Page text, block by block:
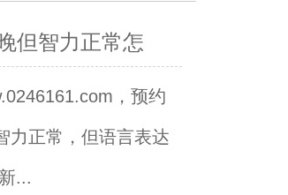
但智力正常怎
，预约
力正常，但语言表达
...